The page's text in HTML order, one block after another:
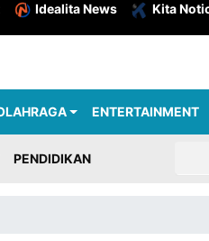
Idealita News Kita
ENTERTAINMENT
PENDIDIKAN